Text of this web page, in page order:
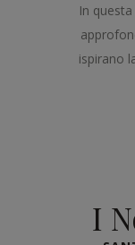
In
ispirano
I